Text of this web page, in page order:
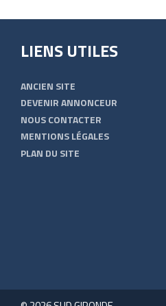
LIENS UTILES
ANCIEN SITE
DEVENIR ANNONCEUR
NOUS CONTACTER
MENTIONS LÉGALES
PLAN DU SITE